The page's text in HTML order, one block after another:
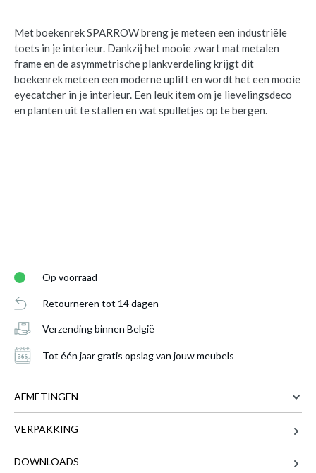
Met boekenrek SPARROW breng je meteen een industriële
toets in je interieur. Dankzij het mooie zwart mat metalen
frame en de asymmetrische plankverdeling krijgt dit
boekenrek meteen een moderne uplift en wordt het een mooie
eyecatcher in je interieur. Een leuk item om je lievelingsdeco
en planten uit te stallen en wat spulletjes op te bergen.
Op voorraad
Retourneren tot 14 dagen
Verzending binnen België
Tot één jaar gratis opslag van jouw meubels
AFMETINGEN
DIEPTE
VERPAKKING
DOWNLOADS